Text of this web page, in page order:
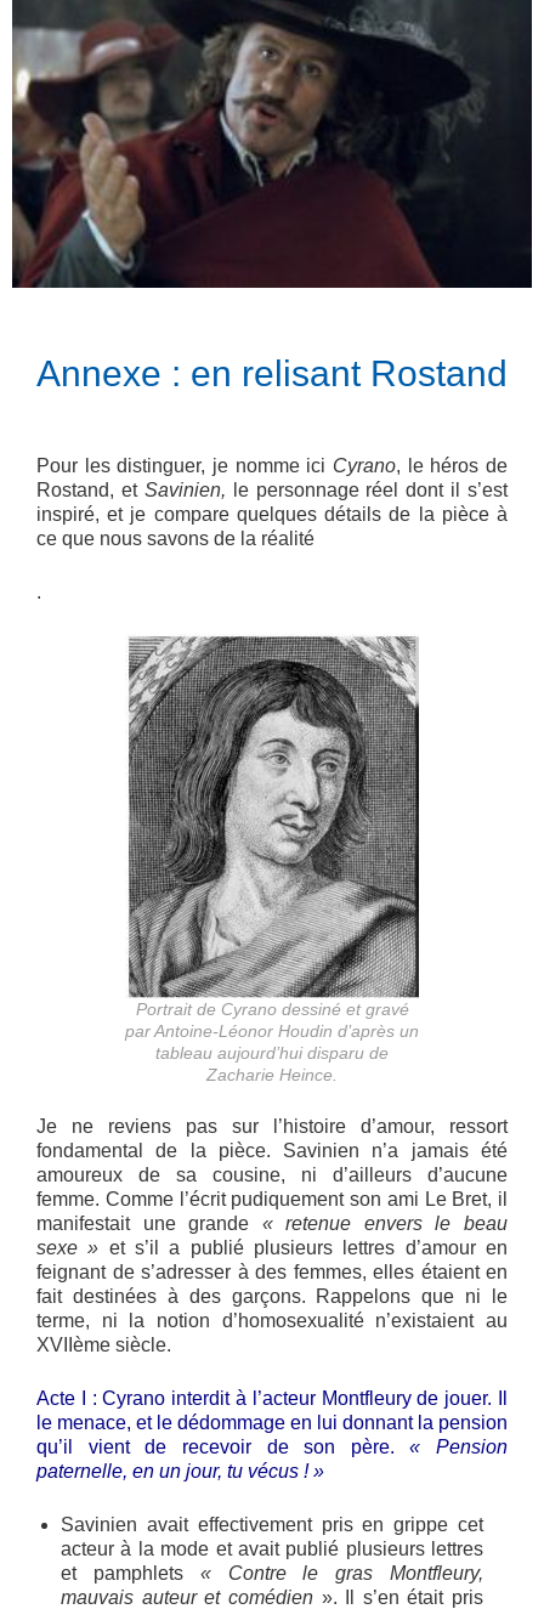
Annexe : en relisant Rostand
Pour les distinguer, je nomme ici Cyrano, le héros de
Rostand, et Savinien, le personnage réel dont il s’est
inspiré, et je compare quelques détails de la pièce à
ce que nous savons de la réalité
.
Portrait de Cyrano dessiné et gravé
par Antoine-Léonor Houdin d’après un
tableau aujourd’hui disparu de
Zacharie Heince.
Je ne reviens pas sur l’histoire d’amour, ressort
fondamental de la pièce. Savinien n’a jamais été
amoureux de sa cousine, ni d’ailleurs d’aucune
femme. Comme l’écrit pudiquement son ami Le Bret, il
manifestait une grande « retenue envers le beau
sexe » et s’il a publié plusieurs lettres d’amour en
feignant de s’adresser à des femmes, elles étaient en
fait destinées à des garçons. Rappelons que ni le
terme, ni la notion d’homosexualité n’existaient au
XVIIème siècle.
Acte I : Cyrano interdit à l’acteur Montfleury de jouer. Il
le menace, et le dédommage en lui donnant la pension
qu’il vient de recevoir de son père.« Pension
paternelle, en un jour, tu vécus ! »
Savinien avait effectivement pris en grippe cet
acteur à la mode et avait publié plusieurs lettres
et pamphlets « Contre le gras Montfleury,
mauvais auteur et comédien ». Il s’en était pris